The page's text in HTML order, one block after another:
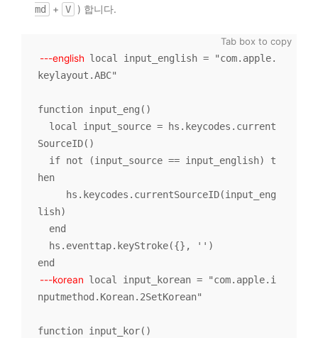
md
+ V ) 합니다.
---english local input_english = "com.apple.
keylayout.ABC"
function input_eng()
SourceID()
hen
lish)
---korean local input_korean = "com.apple.i
nputmethod.Korean.2SetKorean"
function input_kor()